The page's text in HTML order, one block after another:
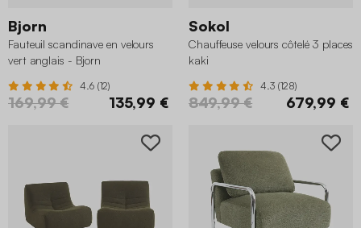
Bjorn
Fauteuil scandinave en velours
vert anglais - Bjorn
4.6 (12)
169,99 € 135,99 €
Sokol
Chauffeuse velours côtelé 3 places
kaki
4.3 (128)
849,99 € 679,99 €